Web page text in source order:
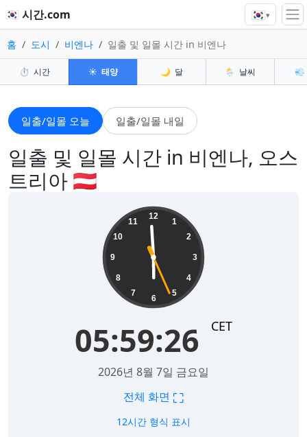
🇰🇷 시간.com 🇰🇷▾
홈 도시 비엔나 일출 및 일몰 시간 in 비엔나
⏱️ 시간 ☀️ 태양 🌙 달 🌦️ 날씨 💨
일출/일몰 오늘 일출/일몰 내일
일출 및 일몰 시간 in 비엔나, 오스
트리아 🇦🇹
12
1
2
3
4
5
6
7
8
9
10
11
05:59:27 CET
2026년 8월 7일 금요일
전체 화면 ⛶
12시간 형식 표시